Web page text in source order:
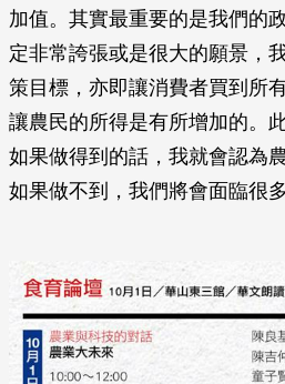
加值。其實最重要的是我們的
定非常誇張或是很大的願景，
策目標，亦即讓消費者買到所
讓農民的所得是有所增加的。
如果做得到的話，我就會認為
如果做不到，我們將會面臨很多